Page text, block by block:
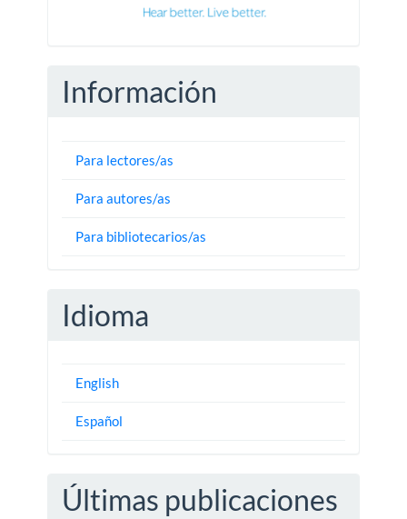
Información
Para lectores/as
Para autores/as
Para bibliotecarios/as
Idioma
English
Español
Últimas publicaciones